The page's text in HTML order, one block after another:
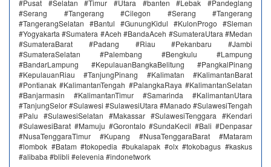
#Pusat #Selatan #Timur #Utara #banten #Lebak #Pandeglang
#Serang #Tangerang #Cilegon #Serang #Tangerang
#TangerangSelatan #Bantul #GunungKidul #KulonProgo #Sleman
#Yogyakarta #Sumatera #Aceh #BandaAceh #SumateraUtara #Medan
#SumateraBarat #Padang #Riau #Pekanbaru #Jambi
#SumateraSelatan #Palembang #Bengkulu #Lampung
#BandarLampung #KepulauanBangkaBelitung #PangkalPinang
#KepulauanRiau #TanjungPinang #Kalimatan #KalimantanBarat
#Pontianak #KalimantanTengah #PalangkaRaya #KalimantanSelatan
#Banjarmasin #KalimantanTimur #Samarinda #KalimantanUtara
#TanjungSelor #Sulawesi #SulawesiUtara #Manado #SulawesiTengah
#Palu #SulawesiSelatan #Makassar #SulawesiTenggara #Kendari
#SulawesiBarat #Mamuju #Gorontalo #SundaKecil #Bali #Denpasar
#NusaTenggaraTimur #Kupang #NusaTenggaraBarat #Mataram
#lombok #Batam #tokopedia #bukalapak #olx #tokobagus #kaskus
#alibaba #blibli #elevenia #indonetwork